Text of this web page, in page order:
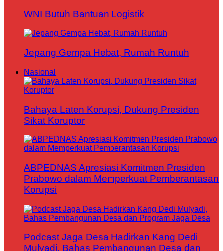
WNI Butuh Bantuan Logistik
Jepang Gempa Hebat, Rumah Runtuh
Nasional
Bahaya Laten Korupsi, Dukung Presiden
Sikat Koruptor
ABPEDNAS Apresiasi Komitmen Presiden
Prabowo dalam Memperkuat Pemberantasan
Korupsi
Podcast Jaga Desa Hadirkan Kang Dedi
Mulyadi, Bahas Pembangunan Desa dan